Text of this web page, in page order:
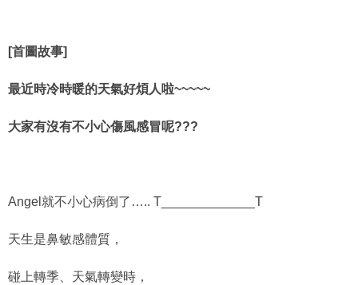
[首圖故事]
最近時冷時暖的天氣好煩人啦~~~~~
大家有沒有不小心傷風感冒呢???
Angel就不小心病倒了….. T_____________T
天生是鼻敏感體質，
碰上轉季、天氣轉變時，